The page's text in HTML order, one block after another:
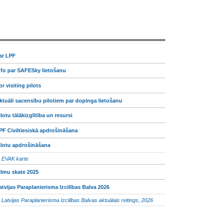
LPF
par SAFESky lietošanu
visiting pilots
sacensību pilotiem par dopinga lietošanu
tālākizglītība un resursi
Civiltiesiskā apdrošināšana
apdrošināšana
EVAK karte
skate 2025
Paraplanierisma Izcilības Balva 2026
Latvijas Paraplanierisma Izcilības Balvas aktuālais reitings, 2026